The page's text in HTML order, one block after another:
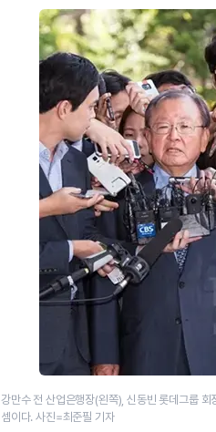
강만수 전 산업은행장(왼쪽), 신동빈 롯데그룹 회
셈이다. 사진=최준필 기자